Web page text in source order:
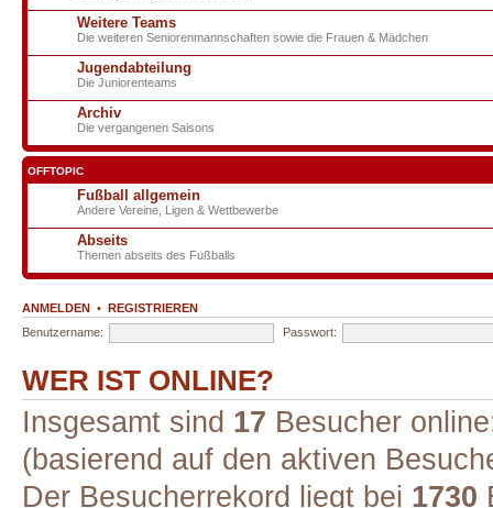
Weitere Teams
Die weiteren Seniorenmannschaften sowie die Frauen & Mädchen
Jugendabteilung
Die Juniorenteams
Archiv
Die vergangenen Saisons
OFFTOPIC
Fußball allgemein
Andere Vereine, Ligen & Wettbewerbe
Abseits
Themen abseits des Fußballs
ANMELDEN • REGISTRIEREN
Benutzername:
Passwort:
WER IST ONLINE?
Insgesamt sind 17 Besucher
(basierend auf den aktiven
Der Besucherrekord liegt bei 1730